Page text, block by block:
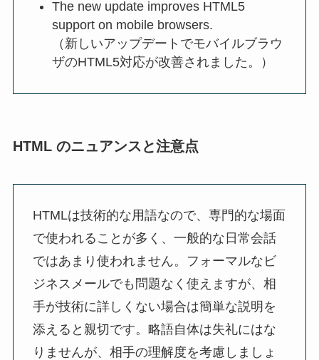
The new update improves HTML5
support on mobile browsers.
（新しいアップデートでモバイルブラウ
ザのHTML5対応が改善されました。）
HTML のニュアンスと注意点
HTMLは技術的な用語なので、専門的な場面
で使われることが多く、一般的な日常会話
ではあまり使われません。フォーマルなビ
ジネスメールでも問題なく使えますが、相
手が技術に詳しくない場合は簡単な説明を
添えると親切です。略語自体は失礼にはな
りませんが、相手の理解度を考慮しましょ